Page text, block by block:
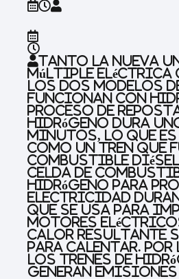
Tanto la nueva
múltiple eléctrica
los dos modelos
funcionan con
proceso de
hidrógeno dura
minutos, lo que
como un tren que
combustible
celda de
hidrógeno para
electricidad
que se usa para
motores
calor resultante
para calentar.
los trenes de
generan